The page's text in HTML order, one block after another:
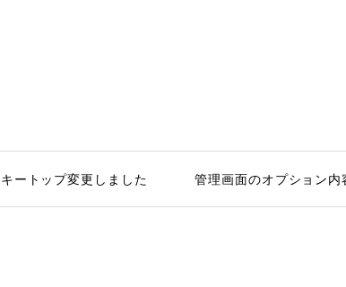
ートップ変更しました 管理画面のオプション